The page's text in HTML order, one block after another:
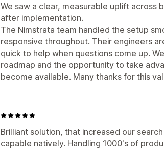
We saw a clear, measurable uplift across
after implementation.
The Nimstrata team handled the setup
responsive throughout. Their engineers
quick to help when questions come up.
roadmap and the opportunity to take
become available. Many thanks for this
Brilliant solution, that increased our
capable natively. Handling 1000's of